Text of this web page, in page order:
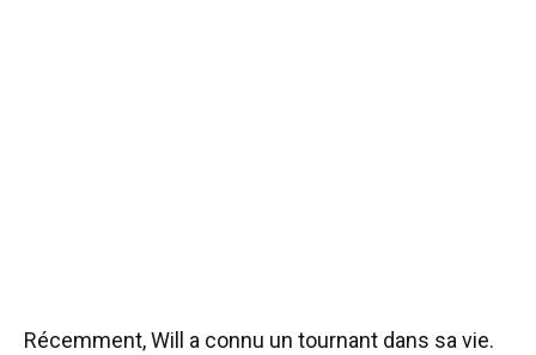
Récemment, Will a connu un tournant dans sa vie.